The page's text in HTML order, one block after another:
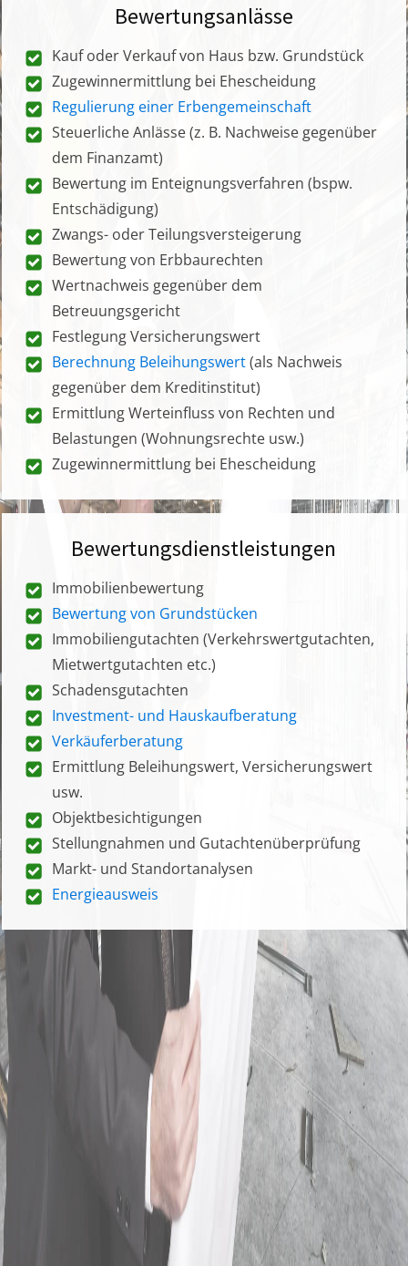
Bewertungsanlässe
Kauf oder Verkauf von Haus bzw. Grundstück
Zugewinnermittlung bei Ehescheidung
Regulierung einer Erbengemeinschaft
Steuerliche Anlässe (z. B. Nachweise gegenüber
dem Finanzamt)
Bewertung im Enteignungsverfahren (bspw.
Entschädigung)
Zwangs- oder Teilungsversteigerung
Bewertung von Erbbaurechten
Wertnachweis gegenüber dem
Betreuungsgericht
Festlegung Versicherungswert
Berechnung Beleihungswert(als Nachweis
gegenüber dem Kreditinstitut)
Ermittlung Werteinfluss von Rechten und
Belastungen (Wohnungsrechte usw.)
Zugewinnermittlung bei Ehescheidung
Bewertungsdienstleistungen
Immobilienbewertung
Bewertung von Grundstücken
Immobiliengutachten (Verkehrswertgutachten,
Mietwertgutachten etc.)
Schadensgutachten
Investment- und Hauskaufberatung
Verkäuferberatung
Ermittlung Beleihungswert, Versicherungswert
usw.
Objektbesichtigungen
Stellungnahmen und Gutachtenüberprüfung
Markt- und Standortanalysen
Energieausweis